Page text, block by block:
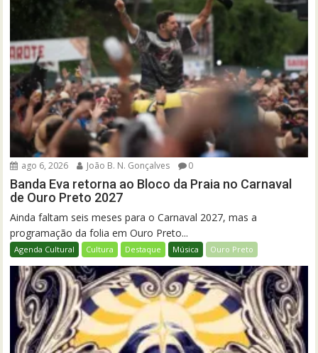
ago 6, 2026 João B. N. Gonçalves 0
Banda Eva retorna ao Bloco da Praia no Carnaval
de Ouro Preto 2027
Ainda faltam seis meses para o Carnaval 2027, mas a
programação da folia em Ouro Preto...
Agenda Cultural Cultura Destaque Música Ouro Preto